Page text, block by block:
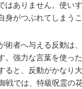
はありません。使い
身がつぶれてしまうこ
術者へ与える反動は
。強力な言葉を使っ
ると、反動がかなり
戦では、特級呪霊の